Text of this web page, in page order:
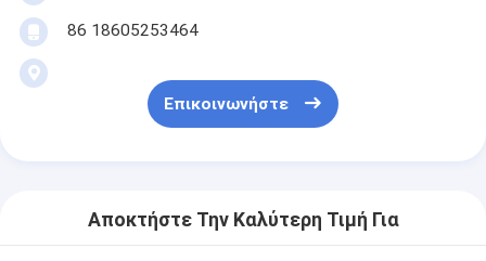
86 18605253464
Επικοινωνήστε
Αποκτήστε Την Καλύτερη Τιμή Για